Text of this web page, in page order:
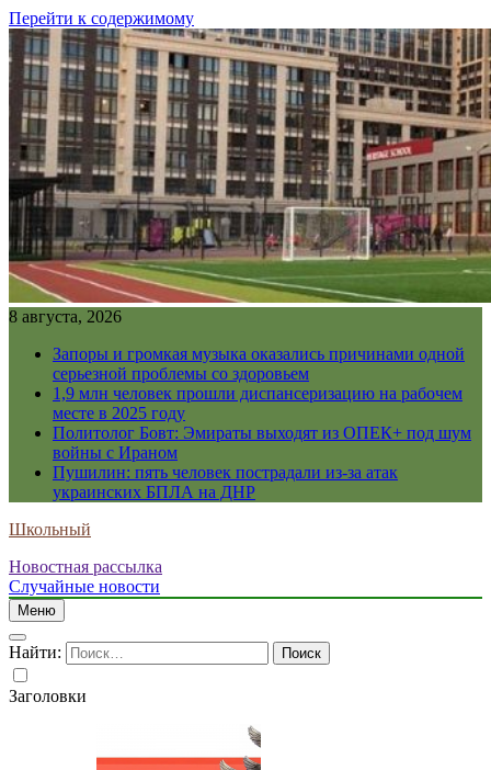
Перейти к содержимому
8 августа, 2026
Запоры и громкая музыка оказались причинами одной
серьезной проблемы со здоровьем
1,9 млн человек прошли диспансеризацию на рабочем
месте в 2025 году
Политолог Бовт: Эмираты выходят из ОПЕК+ под шум
войны с Ираном
Пушилин: пять человек пострадали из-за атак
украинских БПЛА на ДНР
Школьный
Новостная рассылка
Случайные новости
Меню
Найти:
Заголовки